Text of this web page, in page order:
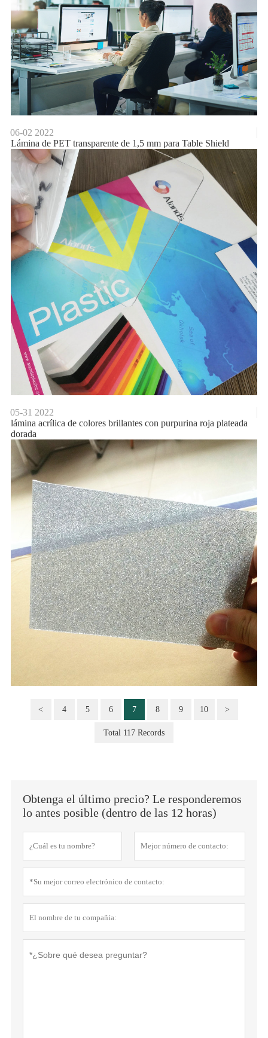
06-02 2022
Lámina de PET transparente de 1,5 mm para Table Shield
05-31 2022
lámina acrílica de colores brillantes con purpurina roja plateada
dorada
< 4 5 6 7 8 9 10 >
Total 117 Records
Obtenga el último precio? Le responderemos
lo antes posible (dentro de las 12 horas)